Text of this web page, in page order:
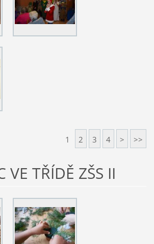
1 2 3 4 > >>
VE TŘÍDĚ ZŠS II